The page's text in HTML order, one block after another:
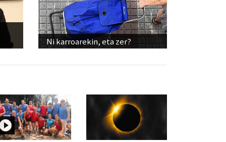
Ni karroarekin, eta zer?